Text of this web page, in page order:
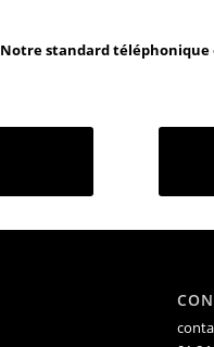
Notre standard téléphonique